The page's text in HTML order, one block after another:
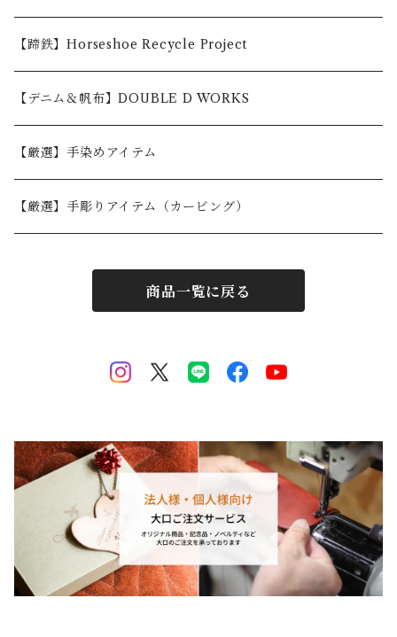
5,001〜10,000円
10,001〜30,000円
30,001円〜
【蹄鉄】Horseshoe Recycle Project
【デニム＆帆布】DOUBLE D WORKS
【厳選】手染めアイテム
【厳選】手彫りアイテム（カービング）
商品一覧に戻る